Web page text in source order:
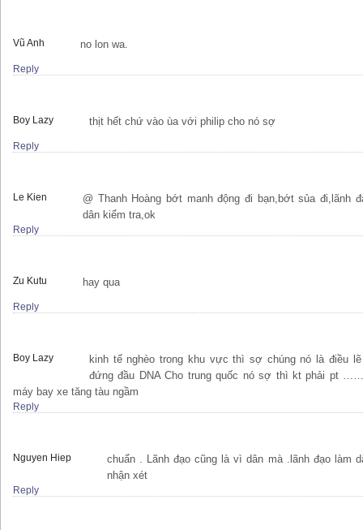
Vũ Anh no lon wa.
Reply
Boy Lazy thịt hết chứ vào ùa với philip cho nó sợ
Reply
Le Kien
@ Thanh Hoàng bớt manh động đi bạn,bớt sủa đi,lãnh
dân kiểm tra,ok
Reply
Zu Kutu hay qua
Reply
Boy Lazy
kinh tế nghèo trong khu vực thì sợ chúng nó là điều lẽ
đứng đầu DNA Cho trung quốc nó sợ thì kt phải pt
máy bay xe tăng tàu ngầm
Reply
Nguyen Hiep
chuẩn . Lãnh đạo cũng là vì dân mà .lãnh đạo làm
nhận xét
Reply